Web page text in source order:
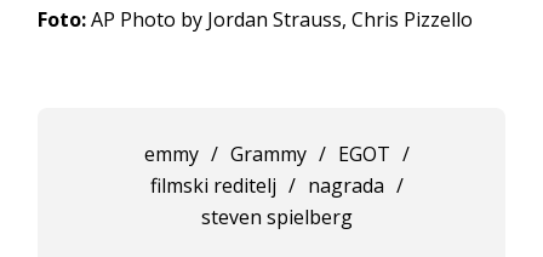
Foto:AP Photo by Jordan Strauss, Chris Pizzello
emmy / Grammy / EGOT /
filmski reditelj / nagrada /
steven spielberg